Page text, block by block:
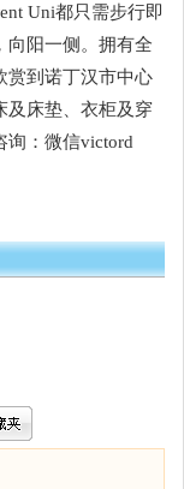
Uni都只需步行即
向阳一侧。拥有全
赏到诺丁汉市中心
及床垫、衣柜及穿
询：微信victord